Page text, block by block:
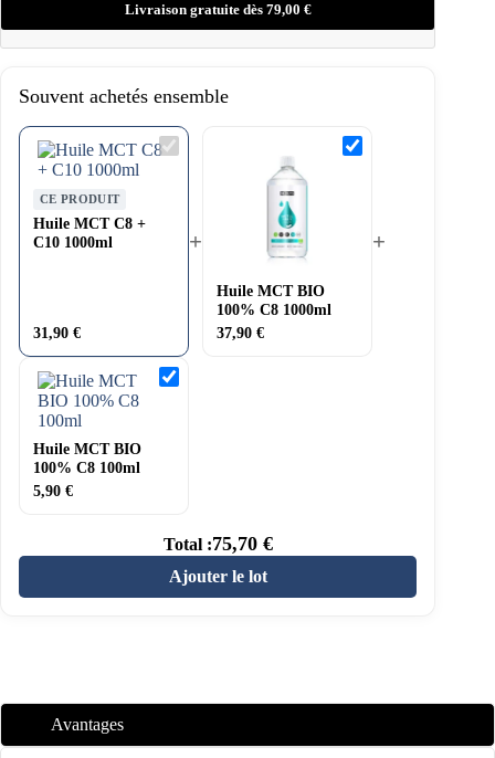
Livraison gratuite dès 79,00 €
Souvent achetés ensemble
Huile
MCT
CE PRODUIT
Huile MCT C8 +
C10 1000ml
31,90 €
+
Huile
MCT
Huile MCT BIO
100% C8 1000ml
37,90€
+
Huile
MCT
Huile MCT BIO
100% C8 100ml
5,90 €
Total :75,70 €
Ajouter le lot
Avantages